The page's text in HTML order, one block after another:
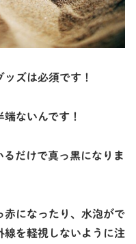
ズは必須です！
ないんです！
だけで真っ黒になりま
赤になったり、水泡がで
線を軽視しないように注